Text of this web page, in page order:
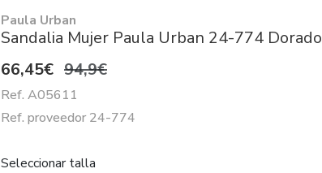
Paula Urban
Sandalia Mujer Paula Urban 24-774 Dorado
66,45€ 94,9€
Ref. A05611
Ref. proveedor 24-774
Seleccionar talla